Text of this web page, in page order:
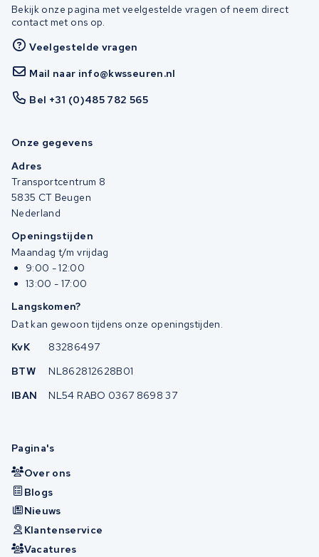
Bekijk onze pagina met veelgestelde vragen of neem direct
contact met ons op.
Veelgestelde vragen
Mail naar info@kwsseuren.nl
Bel +31 (0)485 782 565
Onze gegevens
Adres
Transportcentrum 8
5835 CT Beugen
Nederland
Openingstijden
Maandag t/m vrijdag
9:00 - 12:00
13:00 - 17:00
Langskomen?
Dat kan gewoon tijdens onze openingstijden.
KvK
83286497
BTW
NL862812628B01
IBAN
NL54 RABO 0367 8698 37
Pagina's
Over ons
Blogs
Nieuws
Klantenservice
Vacatures